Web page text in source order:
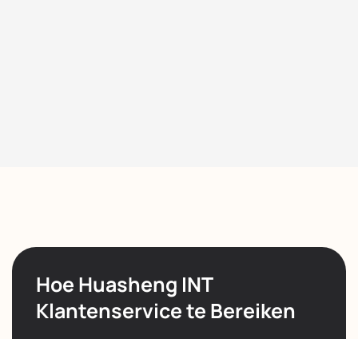
Hoe Huasheng INT
Klantenservice te Bereiken